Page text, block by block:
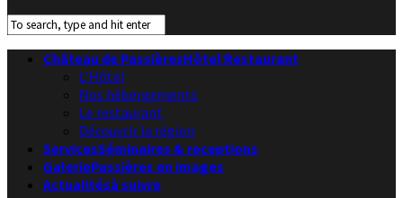
Château de PassièresHôtel Restaurant
L’Hôtel
Nos hébergements
Le restaurant
Découvrir la région
ServicesSéminaires & receptions
GaleriePassières en images
Actualitésà suivre